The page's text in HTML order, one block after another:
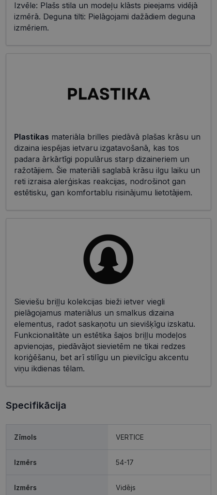
Izvēle: Plašs stila un modeļu klāsts pieejams vidējā
izmērā. Deguna tilti: Pielāgojami dažādiem deguna
izmēriem.
Plastikas materiāla brilles piedāvā plašas krāsu un
dizaina iespējas ietvaru izgatavošanā, kas tos
padara ārkārtīgi populārus starp dizaineriem un
ražotājiem. Šie materiāli saglabā krāsu ilgu laiku un
reti izraisa alerģiskas reakcijas, nodrošinot gan
estētisku, gan komfortablu risinājumu lietotājiem.
Sieviešu briļļu kolekcijas bieži ietver viegli
pielāgojamus materiālus un smalkus dizaina
elementus, radot saskaņotu un sievišķīgu izskatu.
Funkcionalitāte un estētika šajos briļļu modeļos
apvienojas, piedāvājot sievietēm ne tikai redzes
koriģēšanu, bet arī stilīgu un pievilcīgu akcentu
viņu ikdienas tēlam.
Specifikācija
Zīmols VERTICE
Izmērs 54-17
Izmērs Vidējs